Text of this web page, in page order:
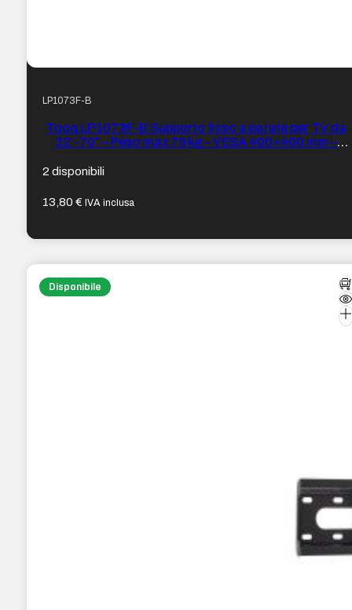
LP1073F-B
Tooq LP1073F-B Supporto fisso a parete per TV da
32″-70″ – Peso max 75 kg – VESA 400×400 mm –
2 disponibili
13,80€ IVA inclusa
Disponibile